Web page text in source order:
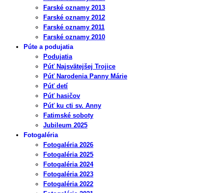
Farské oznamy 2013
Farské oznamy 2012
Farské oznamy 2011
Farské oznamy 2010
Púte a podujatia
Podujatia
Púť Najsvätejšej Trojice
Púť Narodenia Panny Márie
Púť detí
Púť hasičov
Púť ku cti sv. Anny
Fatimské soboty
Jubileum 2025
Fotogaléria
Fotogaléria 2026
Fotogaléria 2025
Fotogaléria 2024
Fotogaléria 2023
Fotogaléria 2022